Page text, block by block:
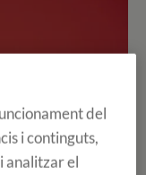
del
i continguts,
analitzar el